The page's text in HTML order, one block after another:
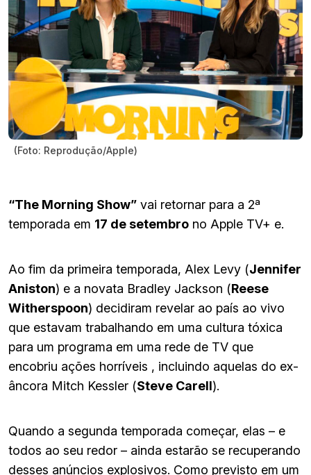
(Foto: Reprodução/Apple)
“The Morning Show” vai retornar para a 2ª
temporada em 17 de setembro no Apple TV+ e.
Ao fim da primeira temporada, Alex Levy (Jennifer
Aniston) e a novata Bradley Jackson (Reese
Witherspoon) decidiram revelar ao país ao vivo
que estavam trabalhando em uma cultura tóxica
para um programa em uma rede de TV que
encobriu ações horríveis , incluindo aquelas do ex-
âncora Mitch Kessler (Steve Carell).
Quando a segunda temporada começar, elas – e
todos ao seu redor – ainda estarão se recuperando
desses anúncios explosivos. Como previsto em um